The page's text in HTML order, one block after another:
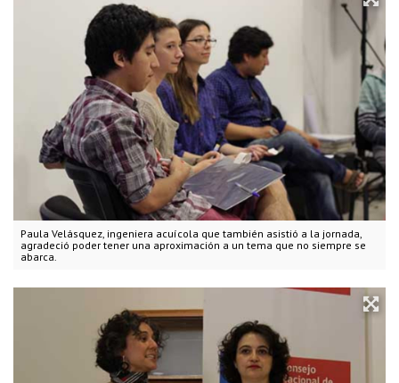
Paula Velásquez, ingeniera acuícola que también asistió a la jornada,
agradeció poder tener una aproximación a un tema que no siempre se
abarca.